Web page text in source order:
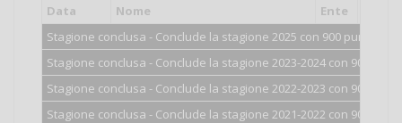
Data Nome Ente
Stagione conclusa - Conclude la stagione 2025 con 900 punti.
Stagione conclusa - Conclude la stagione 2023-2024 con 900 punti.
Stagione conclusa - Conclude la stagione 2022-2023 con 900 punti.
Stagione conclusa - Conclude la stagione 2021-2022 con 900 punti.